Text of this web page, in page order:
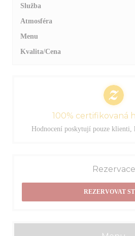
Služba
Atmosféra
Menu
Kvalita/Cena
100% certifikovaná
Hodnocení poskytují pouze klienti,
Rezervace
REZERVOVAT